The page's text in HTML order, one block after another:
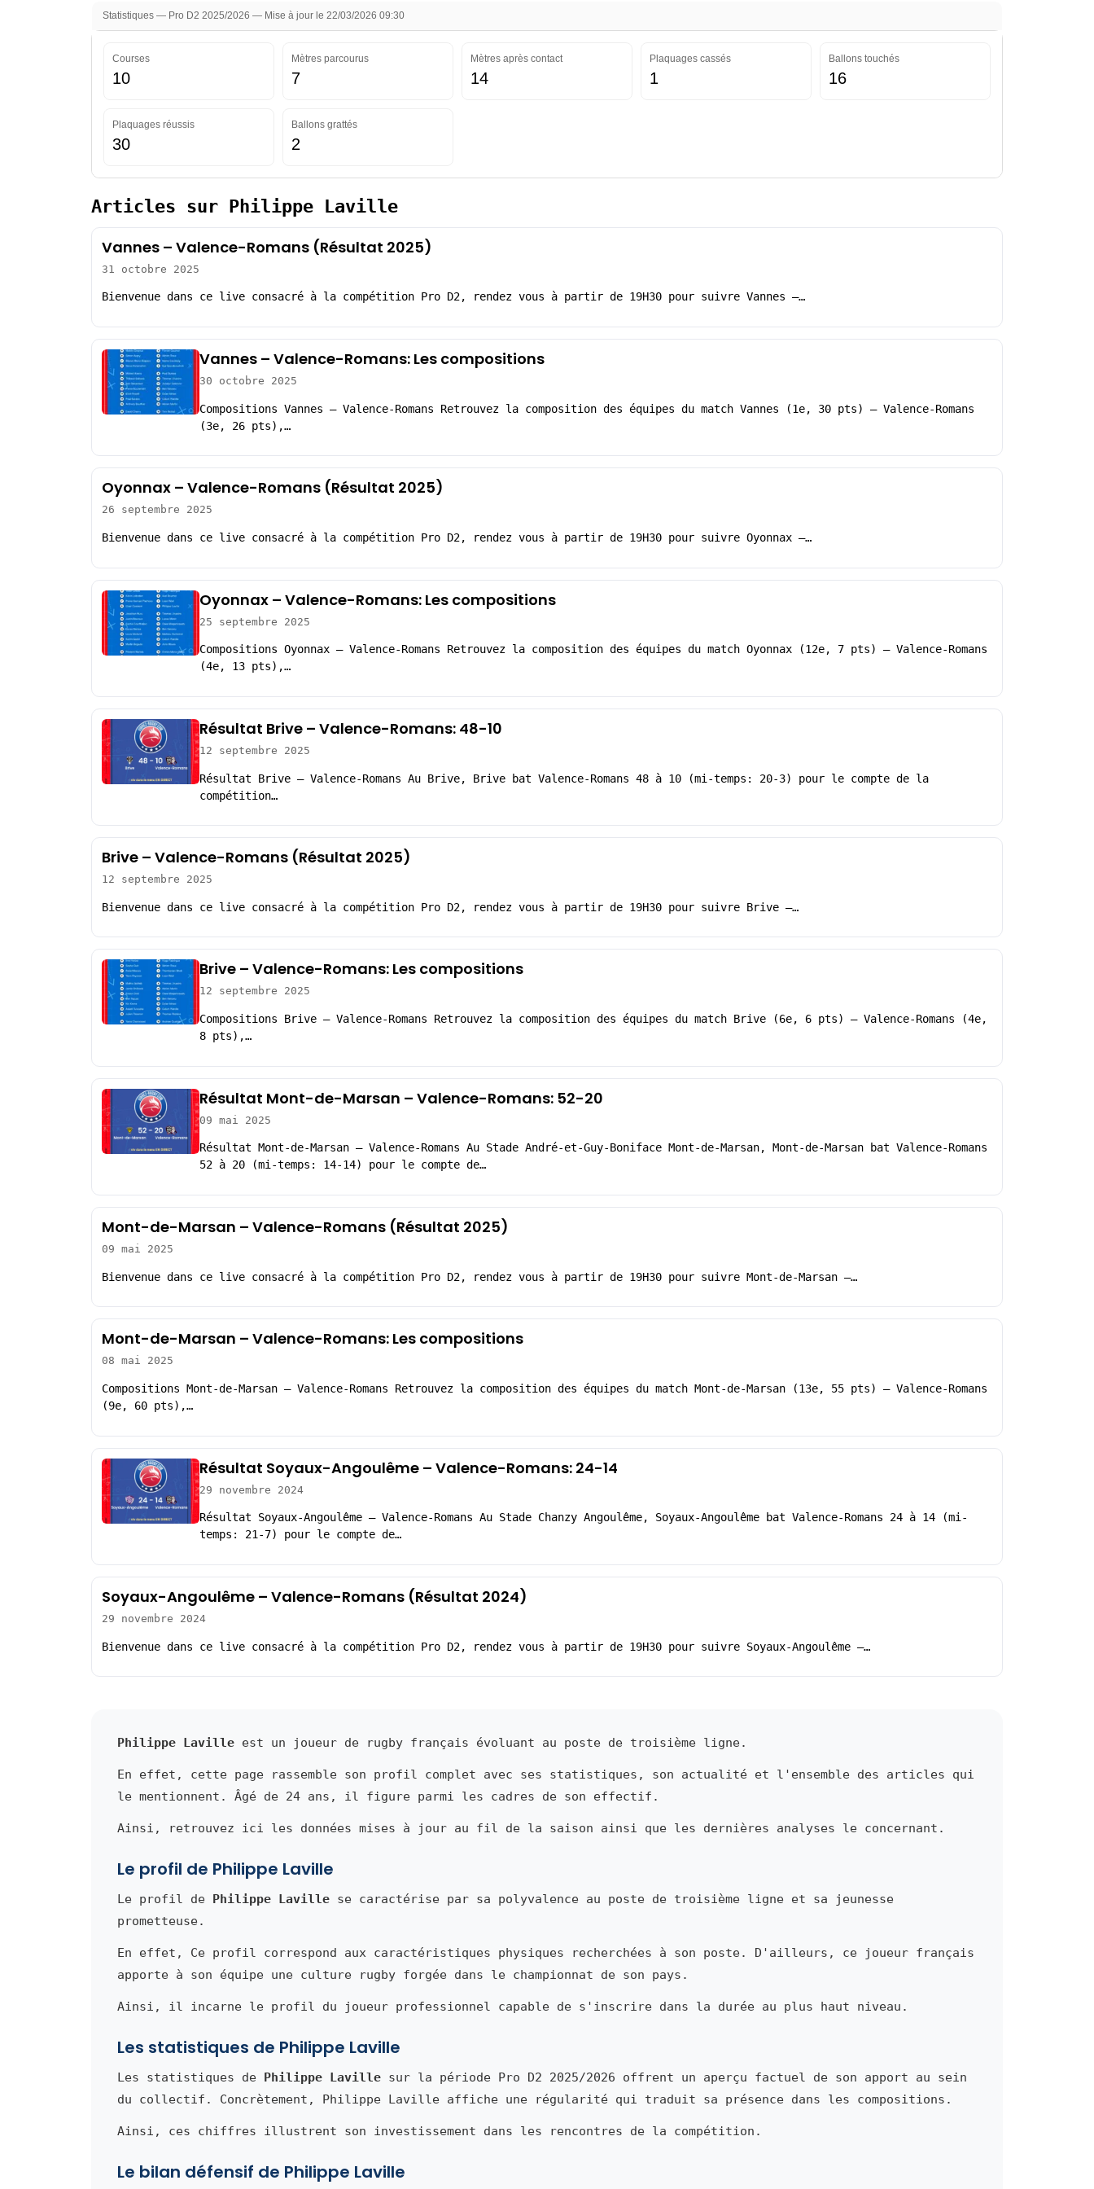
Statistiques — Pro D2 2025/2026 — Mise à jour le 22/03/2026 09:30
Courses
10
Mètres parcourus
7
Mètres après contact
14
Plaquages cassés
1
Ballons touchés
16
Plaquages réussis
30
Ballons grattés
2
Articles sur Philippe Laville
Vannes – Valence-Romans (Résultat 2025)
31 octobre 2025
Bienvenue dans ce live consacré à la compétition Pro D2, rendez vous à partir de 19H30 pour suivre Vannes –…
Vannes – Valence-Romans: Les compositions
30 octobre 2025
Compositions Vannes – Valence-Romans Retrouvez la composition des équipes du match Vannes (1e, 30 pts) – Valence-Romans
(3e, 26 pts),…
Oyonnax – Valence-Romans (Résultat 2025)
26 septembre 2025
Bienvenue dans ce live consacré à la compétition Pro D2, rendez vous à partir de 19H30 pour suivre Oyonnax –…
Oyonnax – Valence-Romans: Les compositions
25 septembre 2025
Compositions Oyonnax – Valence-Romans Retrouvez la composition des équipes du match Oyonnax (12e, 7 pts) – Valence-Romans
(4e, 13 pts),…
Résultat Brive – Valence-Romans: 48-10
12 septembre 2025
Résultat Brive – Valence-Romans Au Brive, Brive bat Valence-Romans 48 à 10 (mi-temps: 20-3) pour le compte de la
compétition…
Brive – Valence-Romans (Résultat 2025)
12 septembre 2025
Bienvenue dans ce live consacré à la compétition Pro D2, rendez vous à partir de 19H30 pour suivre Brive –…
Brive – Valence-Romans: Les compositions
12 septembre 2025
Compositions Brive – Valence-Romans Retrouvez la composition des équipes du match Brive (6e, 6 pts) – Valence-Romans (4e,
8 pts),…
Résultat Mont-de-Marsan – Valence-Romans: 52-20
09 mai 2025
Résultat Mont-de-Marsan – Valence-Romans Au Stade André-et-Guy-Boniface Mont-de-Marsan, Mont-de-Marsan bat Valence-Romans
52 à 20 (mi-temps: 14-14) pour le compte de…
Mont-de-Marsan – Valence-Romans (Résultat 2025)
09 mai 2025
Bienvenue dans ce live consacré à la compétition Pro D2, rendez vous à partir de 19H30 pour suivre Mont-de-Marsan –…
Mont-de-Marsan – Valence-Romans: Les compositions
08 mai 2025
Compositions Mont-de-Marsan – Valence-Romans Retrouvez la composition des équipes du match Mont-de-Marsan (13e, 55 pts) – Valence-Romans
(9e, 60 pts),…
Résultat Soyaux-Angoulême – Valence-Romans: 24-14
29 novembre 2024
Résultat Soyaux-Angoulême – Valence-Romans Au Stade Chanzy Angoulême, Soyaux-Angoulême bat Valence-Romans 24 à 14 (mi-
temps: 21-7) pour le compte de…
Soyaux-Angoulême – Valence-Romans (Résultat 2024)
29 novembre 2024
Bienvenue dans ce live consacré à la compétition Pro D2, rendez vous à partir de 19H30 pour suivre Soyaux-Angoulême –…
Philippe Laville est un joueur de rugby français évoluant au poste de troisième ligne.
En effet, cette page rassemble son profil complet avec ses statistiques, son actualité et l'ensemble des articles qui
le mentionnent. Âgé de 24 ans, il figure parmi les cadres de son effectif.
Ainsi, retrouvez ici les données mises à jour au fil de la saison ainsi que les dernières analyses le concernant.
Le profil de Philippe Laville
Le profil de Philippe Laville se caractérise par sa polyvalence au poste de troisième ligne et sa jeunesse
prometteuse.
En effet, Ce profil correspond aux caractéristiques physiques recherchées à son poste. D'ailleurs, ce joueur français
apporte à son équipe une culture rugby forgée dans le championnat de son pays.
Ainsi, il incarne le profil du joueur professionnel capable de s'inscrire dans la durée au plus haut niveau.
Les statistiques de Philippe Laville
Les statistiques de Philippe Laville sur la période Pro D2 2025/2026 offrent un aperçu factuel de son apport au sein
du collectif. Concrètement, Philippe Laville affiche une régularité qui traduit sa présence dans les compositions.
Ainsi, ces chiffres illustrent son investissement dans les rencontres de la compétition.
Le bilan défensif de Philippe Laville